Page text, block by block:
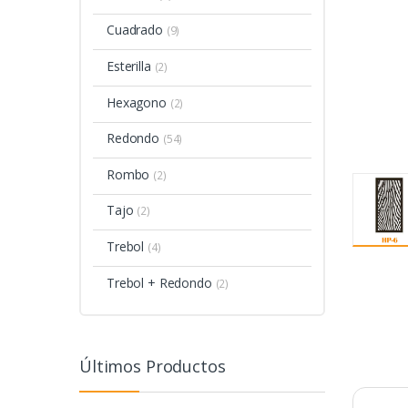
Cuadrado (9)
Esterilla (2)
Hexagono (2)
Redondo (54)
Rombo (2)
Tajo (2)
Trebol (4)
Trebol + Redondo (2)
Últimos Productos